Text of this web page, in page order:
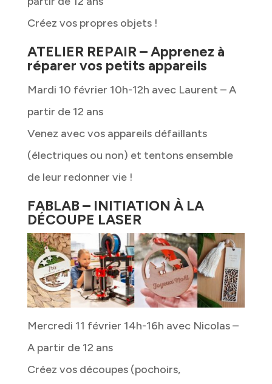
Créez vos propres objets !
ATELIER REPAIR – Apprenez à
réparer vos petits appareils
Mardi 10 février 10h-12h avec Laurent – A
partir de 12 ans
Venez avec vos appareils défaillants
(électriques ou non) et tentons ensemble
de leur redonner vie !
FABLAB – INITIATION À LA
DÉCOUPE LASER
Mercredi 11 février 14h-16h avec Nicolas –
A partir de 12 ans
Créez vos découpes (pochoirs,